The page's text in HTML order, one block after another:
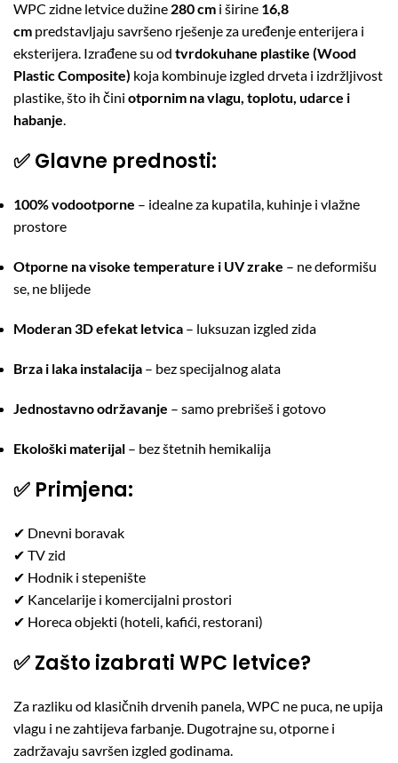
WPC zidne letvice dužine 280 cm i širine 16,8
cm predstavljaju savršeno rješenje za uređenje enterijera i
eksterijera. Izrađene su od tvrdokuhane plastike (Wood
Plastic Composite) koja kombinuje izgled drveta i izdržljivost
plastike, što ih čini otpornim na vlagu, toplotu, udarce i
habanje.
✅ Glavne prednosti:
100% vodootporne – idealne za kupatila, kuhinje i vlažne
prostore
Otporne na visoke temperature i UV zrake – ne deformišu
se, ne blijede
Moderan 3D efekat letvica – luksuzan izgled zida
Brza i laka instalacija – bez specijalnog alata
Jednostavno održavanje – samo prebrišeš i gotovo
Ekološki materijal – bez štetnih hemikalija
✅ Primjena:
✔ Dnevni boravak
✔ TV zid
✔ Hodnik i stepenište
✔ Kancelarije i komercijalni prostori
✔ Horeca objekti (hoteli, kafići, restorani)
✅ Zašto izabrati WPC letvice?
Za razliku od klasičnih drvenih panela, WPC ne puca, ne upija
vlagu i ne zahtijeva farbanje. Dugotrajne su, otporne i
zadržavaju savršen izgled godinama.